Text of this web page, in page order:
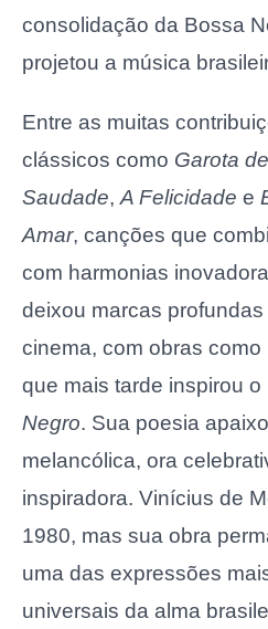
consolidação da Bossa
projetou a música
Entre as muitas
clássicos como Garota
Saudade,A Felicidade e
Amar, canções que
com harmonias
deixou marcas
cinema, com obras como
que mais tarde inspirou o
Negro. Sua poesia
melancólica, ora
inspiradora. Vinícius de
1980, mas sua obra
uma das expressões
universais da alma